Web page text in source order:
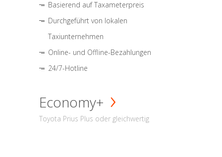
Basierend auf Taxameterpreis
Durchgeführt von lokalen
Taxiunternehmen
Online- und Offline-Bezahlungen
24/7-Hotline
Economy+
Toyota Prius Plus oder gleichwertig